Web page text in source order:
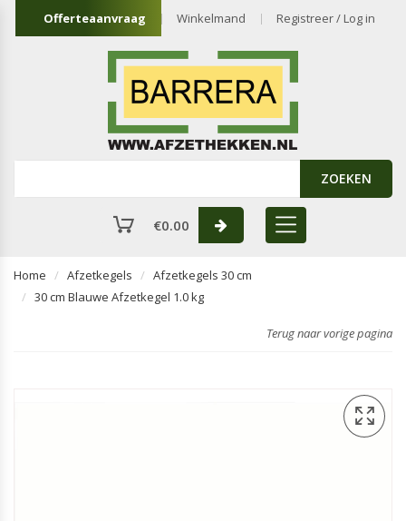
Offerteaanvraag Winkelmand Registreer / Log in
ZOEKEN
€0.00
Home Afzetkegels
Afzetkegels 30 cm
30 cm Blauwe Afzetkegel 1.0 kg
Terug naar vorige pagina